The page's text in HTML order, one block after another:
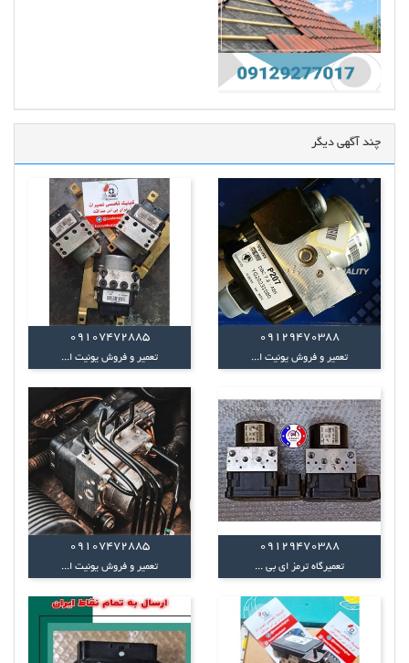
چند آگهی دیگر
09129470388
تعمیر و فروش یونیت ا...
09107472885
تعمیر و فروش یونیت ا...
09129470388
تعمیرگاه ترمز ای بی ...
09107472885
تعمیر و فروش یونیت ا...